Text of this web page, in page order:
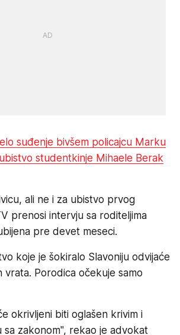
suđenje bivšem policajcu Marku
studentkinje Mihaele Berak
ali ne i za ubistvo prvog
prenosi intervju sa roditeljima
pre devet meseci.
koje je šokiralo Slavoniju odvijaće
vrata. Porodica očekuje samo
okrivljeni biti oglašen krivim i
sa zakonom", rekao je advokat